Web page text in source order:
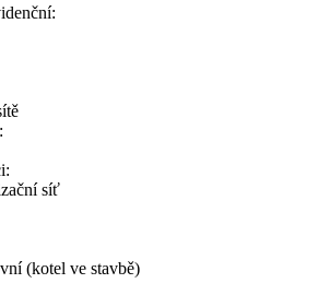
síť
(kotel ve stavbě)